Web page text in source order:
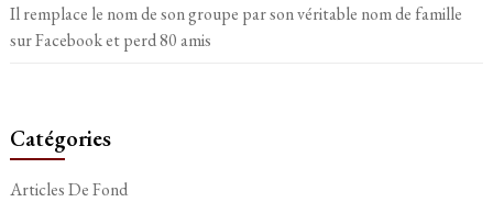
Il remplace le nom de son groupe par son véritable nom de famille
sur Facebook et perd 80 amis
Catégories
Articles De Fond